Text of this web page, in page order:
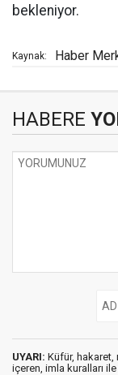
bekleniyor.
Kaynak: Haber
HABERE
UYARI: Küfür, hakaret,
içeren, imla kuralları ile